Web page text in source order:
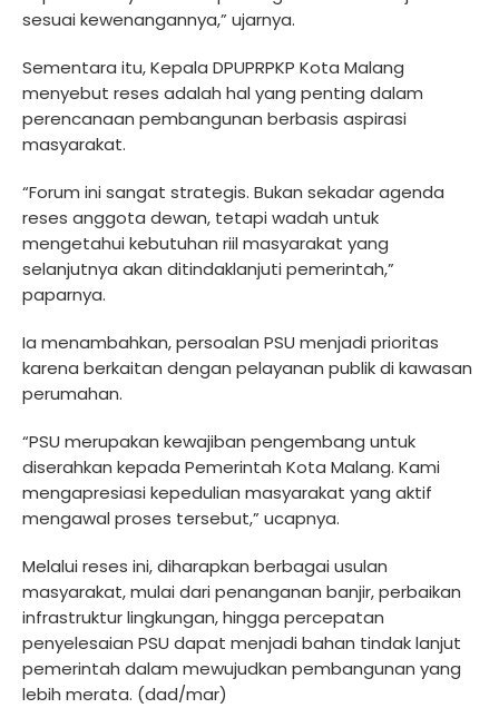
sesuai kewenangannya,” ujarnya.
Sementara itu, Kepala DPUPRPKP Kota Malang
menyebut reses adalah hal yang penting dalam
perencanaan pembangunan berbasis aspirasi
masyarakat.
“Forum ini sangat strategis. Bukan sekadar agenda
reses anggota dewan, tetapi wadah untuk
mengetahui kebutuhan riil masyarakat yang
selanjutnya akan ditindaklanjuti pemerintah,”
paparnya.
Ia menambahkan, persoalan PSU menjadi prioritas
karena berkaitan dengan pelayanan publik di kawasan
perumahan.
“PSU merupakan kewajiban pengembang untuk
diserahkan kepada Pemerintah Kota Malang. Kami
mengapresiasi kepedulian masyarakat yang aktif
mengawal proses tersebut,” ucapnya.
Melalui reses ini, diharapkan berbagai usulan
masyarakat, mulai dari penanganan banjir, perbaikan
infrastruktur lingkungan, hingga percepatan
penyelesaian PSU dapat menjadi bahan tindak lanjut
pemerintah dalam mewujudkan pembangunan yang
lebih merata. (dad/mar)